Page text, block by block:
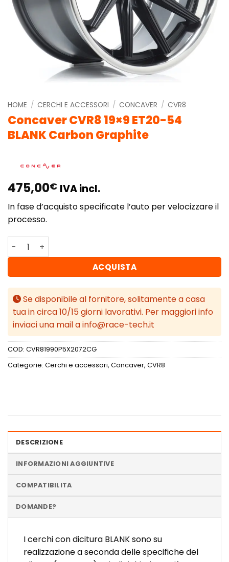
HOME / CERCHI E ACCESSORI / CONCAVER / CVR8
Concaver CVR8 19×9 ET20-54
BLANK Carbon Graphite
475,00€ IVA incl.
In fase d’acquisto specificate l’auto per velocizzare il
processo.
Concaver CVR8 19x9 ET20-54 BLANK Carbon Graphite
ACQUISTA
Se disponibile al fornitore, solitamente a casa
tua in circa 10/15 giorni lavorativi. Per maggiori info
inviaci una mail a info@race-tech.it
COD: CVR81990P5X2072CG
Categorie: Cerchi e accessori, Concaver, CVR8
DESCRIZIONE
INFORMAZIONI AGGIUNTIVE
COMPATIBILITA
DOMANDE?
I cerchi con dicitura BLANK sono su
realizzazione a seconda delle specifiche del